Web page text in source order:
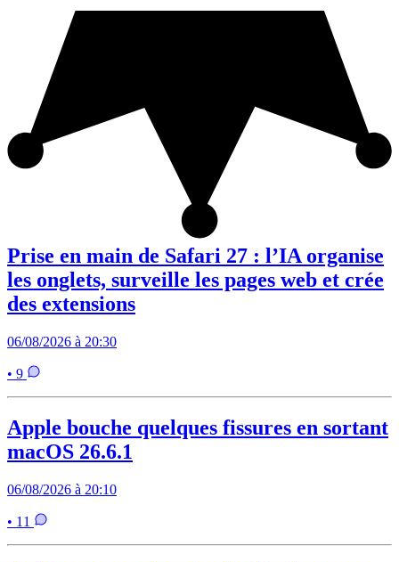
Prise en main de Safari 27 : l’IA organise
les onglets, surveille les pages web et crée
des extensions
06/08/2026 à 20:30
• 9
Apple bouche quelques fissures en sortant
macOS 26.6.1
06/08/2026 à 20:10
• 11